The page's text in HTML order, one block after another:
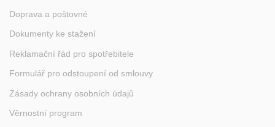
Doprava a poštovné
Dokumenty ke stažení
Reklamační řád pro spotřebitele
Formulář pro odstoupení od smlouvy
Zásady ochrany osobních údajů
Věrnostní program